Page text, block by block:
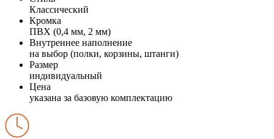
Классический
Кромка
ПВХ (0,4 мм, 2 мм)
Внутреннее наполнение
на выбор (полки, корзины, штанги)
Размер
индивидуальный
Цена
указана за базовую комплектацию